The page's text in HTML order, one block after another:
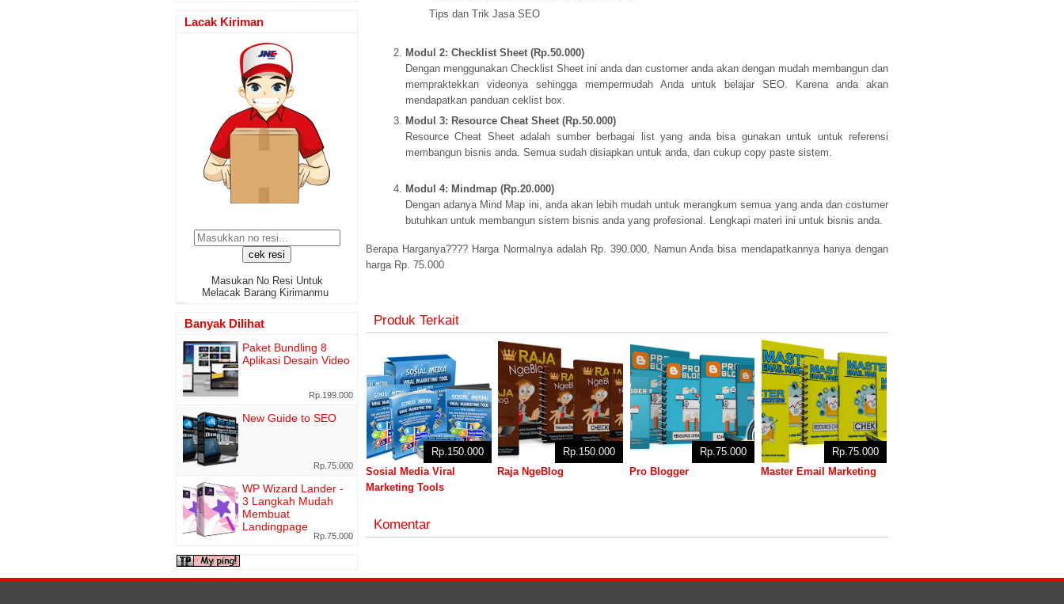
Tips dan Trik Jasa SEO
Modul 2: Checklist Sheet (Rp.50.000)
Dengan menggunakan Checklist Sheet ini anda dan customer anda akan dengan mudah membangun dan
mempraktekkan videonya sehingga mempermudah Anda untuk belajar SEO. Karena anda akan
mendapatkan panduan ceklist box.
Modul 3: Resource Cheat Sheet (Rp.50.000)
Resource Cheat Sheet adalah sumber berbagai list yang anda bisa gunakan untuk untuk referensi
membangun bisnis anda. Semua sudah disiapkan untuk anda, dan cukup copy paste sistem.
Modul 4: Mindmap (Rp.20.000)
Dengan adanya Mind Map ini, anda akan lebih mudah untuk merangkum semua yang anda dan costumer
butuhkan untuk membangun sistem bisnis anda yang profesional. Lengkapi materi ini untuk bisnis anda.
Berapa Harganya???? Harga Normalnya adalah Rp. 390.000, Namun Anda bisa mendapatkannya hanya dengan
harga Rp. 75.000
Produk Terkait
Sosial Media Viral
Marketing Tools
Rp.150.000
Raja NgeBlog
Rp.150.000
Pro Blogger
Rp.75.000
Master Email Marketing
Rp.75.000
Komentar
Lacak Kiriman
Masukan No Resi Untuk
Melacak Barang Kirimanmu
Banyak Dilihat
Paket Bundling 8
Aplikasi Desain Video
Rp.199.000
New Guide to SEO
Rp.75.000
WP Wizard Lander -
3 Langkah Mudah
Membuat
Landingpage
Rp.75.000